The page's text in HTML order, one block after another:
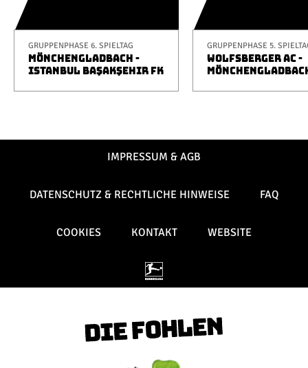
GRUPPENPHASE 6. SPIELTAG
MÖNCHENGLADBACH -
ISTANBUL BAŞAKŞEHIR FK
GRUPPENPHASE 5.
WOLFSBERGER AC -
IMPRESSUM & AGB
DATENSCHUTZ & RECHTLICHE HINWEISE FAQ
COOKIES KONTAKT WEBSITE